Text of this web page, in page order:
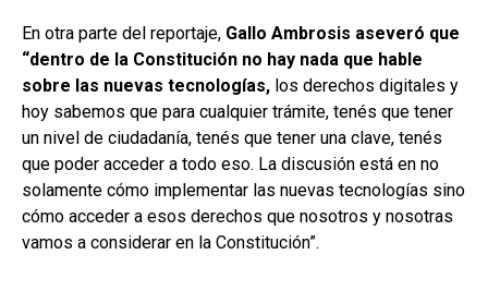
En otra parte del reportaje, Gallo Ambrosis aseveró que
“dentro de la Constitución no hay nada que hable
sobre las nuevas tecnologías, los derechos digitales y
hoy sabemos que para cualquier trámite, tenés que tener
un nivel de ciudadanía, tenés que tener una clave, tenés
que poder acceder a todo eso. La discusión está en no
solamente cómo implementar las nuevas tecnologías sino
cómo acceder a esos derechos que nosotros y nosotras
vamos a considerar en la Constitución”.